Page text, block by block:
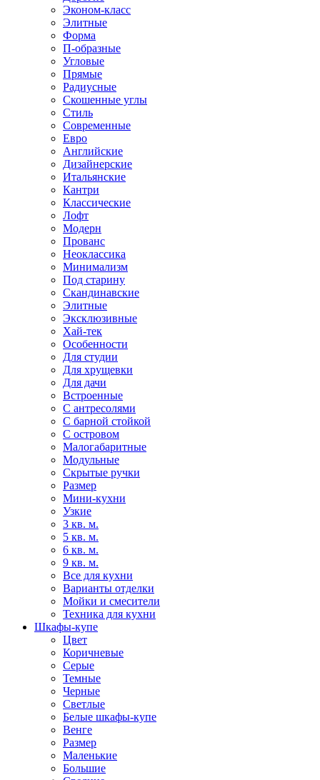
Эконом-класс
Элитные
Форма
П-образные
Угловые
Прямые
Радиусные
Скошенные углы
Стиль
Современные
Евро
Английские
Дизайнерские
Итальянские
Кантри
Классические
Лофт
Модерн
Прованс
Неоклассика
Минимализм
Под старину
Скандинавские
Элитные
Эксклюзивные
Хай-тек
Особенности
Для студии
Для хрущевки
Для дачи
Встроенные
С антресолями
С барной стойкой
С островом
Малогабаритные
Модульные
Скрытые ручки
Размер
Мини-кухни
Узкие
3 кв. м.
5 кв. м.
6 кв. м.
9 кв. м.
Все для кухни
Варианты отделки
Мойки и смесители
Техника для кухни
Шкафы-купе
Цвет
Коричневые
Серые
Темные
Черные
Светлые
Белые шкафы-купе
Венге
Размер
Маленькие
Большие